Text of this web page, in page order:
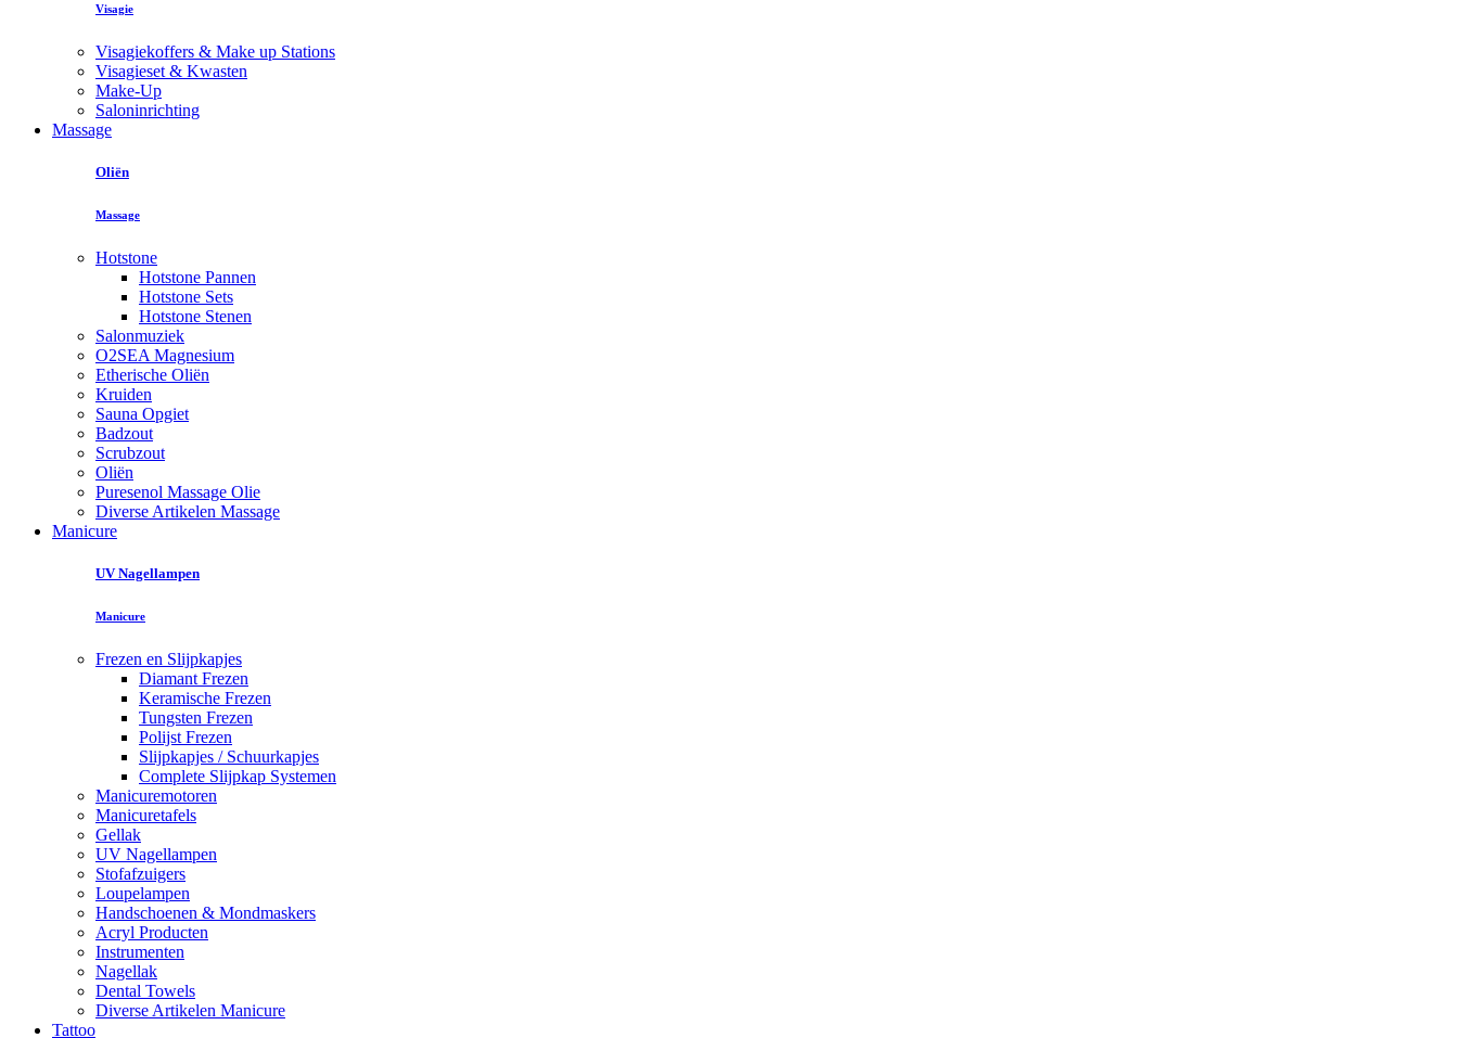
Visagie
Visagiekoffers & Make up Stations
Visagieset & Kwasten
Make-Up
Saloninrichting
Massage
Oliën
Massage
Hotstone
Hotstone Pannen
Hotstone Sets
Hotstone Stenen
Salonmuziek
O2SEA Magnesium
Etherische Oliën
Kruiden
Sauna Opgiet
Badzout
Scrubzout
Oliën
Puresenol Massage Olie
Diverse Artikelen Massage
Manicure
UV Nagellampen
Manicure
Frezen en Slijpkapjes
Diamant Frezen
Keramische Frezen
Tungsten Frezen
Polijst Frezen
Slijpkapjes / Schuurkapjes
Complete Slijpkap Systemen
Manicuremotoren
Manicuretafels
Gellak
UV Nagellampen
Stofafzuigers
Loupelampen
Handschoenen & Mondmaskers
Acryl Producten
Instrumenten
Nagellak
Dental Towels
Diverse Artikelen Manicure
Tattoo